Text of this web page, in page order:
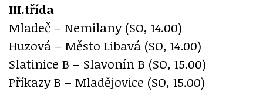
III.třída
Mladeč – Nemilany (SO, 14.00)
Huzová – Město Libavá (SO, 14.00)
Slatinice B – Slavonín B (SO, 15.00)
Příkazy B – Mladějovice (SO, 15.00)